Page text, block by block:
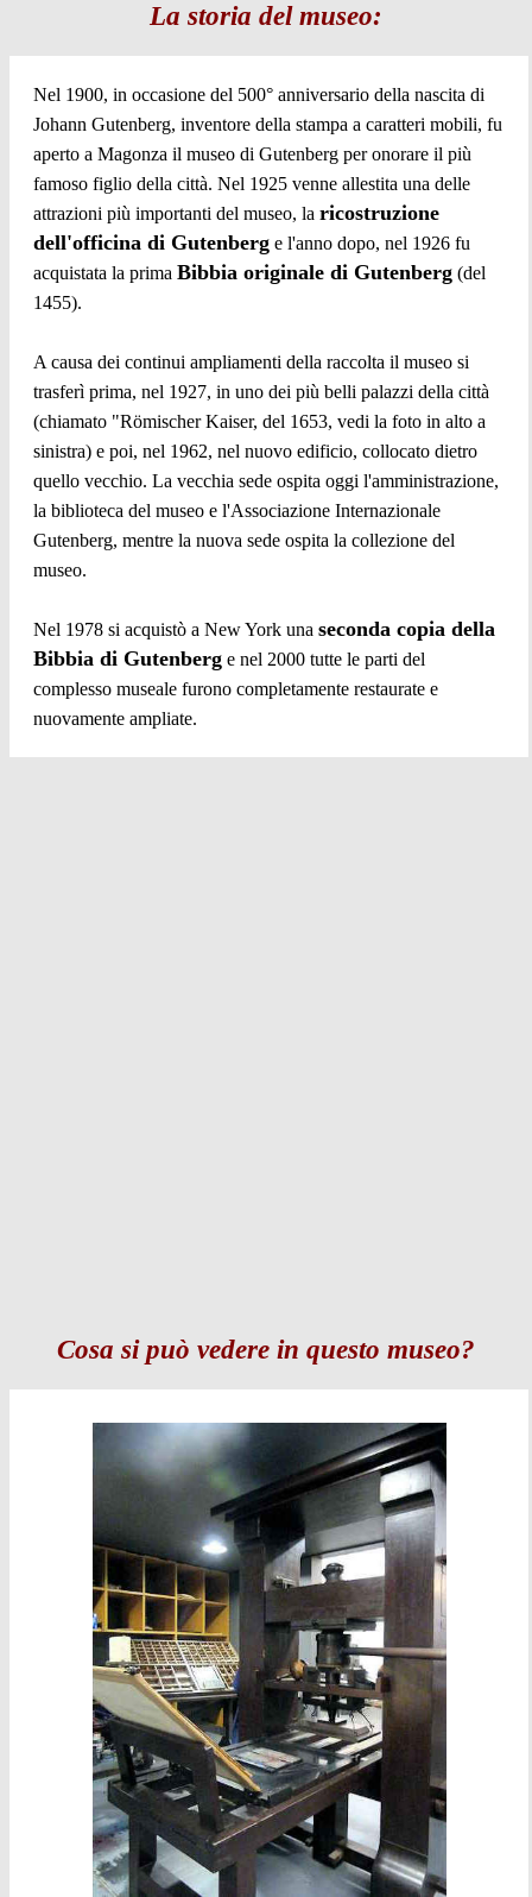
La storia del museo:
Nel 1900, in occasione del 500° anniversario della nascita di
Johann Gutenberg, inventore della stampa a caratteri mobili, fu
aperto a Magonza il museo di Gutenberg per onorare il più
famoso figlio della città. Nel 1925 venne allestita una delle
attrazioni più importanti del museo, la ricostruzione
dell'officina di Gutenberg e l'anno dopo, nel 1926 fu
acquistata la prima Bibbia originale di Gutenberg (del
1455).
A causa dei continui ampliamenti della raccolta il museo si
trasferì prima, nel 1927, in uno dei più belli palazzi della città
(chiamato "Römischer Kaiser, del 1653, vedi la foto in alto a
sinistra) e poi, nel 1962, nel nuovo edificio, collocato dietro
quello vecchio. La vecchia sede ospita oggi l'amministrazione,
la biblioteca del museo e l'Associazione Internazionale
Gutenberg, mentre la nuova sede ospita la collezione del
museo.
Nel 1978 si acquistò a New York una seconda copia della
Bibbia di Gutenberg e nel 2000 tutte le parti del
complesso museale furono completamente restaurate e
nuovamente ampliate.
Cosa si può vedere in questo museo?